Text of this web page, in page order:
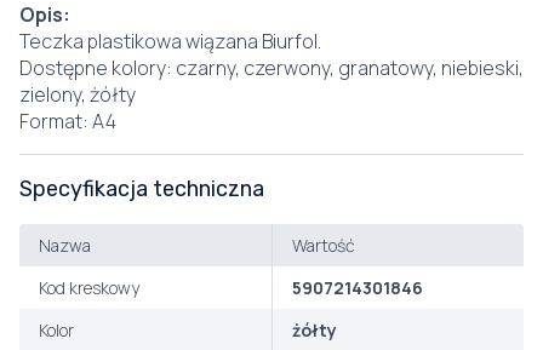
Opis:
Teczka plastikowa wiązana Biurfol.
Dostępne kolory: czarny, czerwony, granatowy, niebieski,
zielony, żółty
Format: A4
Specyfikacja techniczna
Nazwa
Wartość
Kod kreskowy
5907214301846
Kolor
żółty